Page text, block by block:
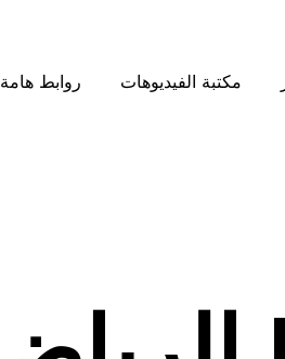
مكتبة الفيديوهات روابط هامة